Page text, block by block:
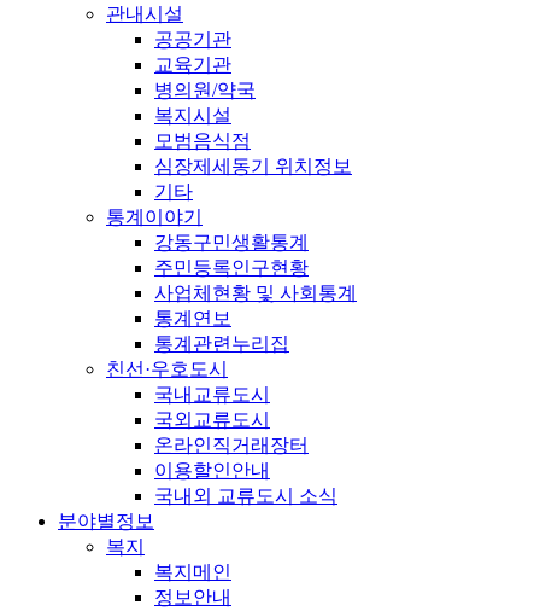
관내시설
공공기관
교육기관
병의원/약국
복지시설
모범음식점
심장제세동기 위치정보
기타
통계이야기
강동구민생활통계
주민등록인구현황
사업체현황 및 사회통계
통계연보
통계관련누리집
친선·우호도시
국내교류도시
국외교류도시
온라인직거래장터
이용할인안내
국내외 교류도시 소식
분야별정보
복지
복지메인
정보안내